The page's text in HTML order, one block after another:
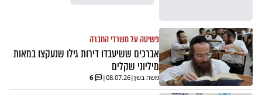
פשיטה על משרדי החברה
אברכים ששיעבדו דירות גילו שנעקצו במאות
מיליוני שקלים
משה בשן|
08.07.26
|
6